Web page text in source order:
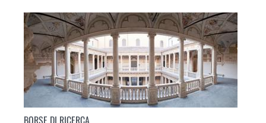
BORSE DI RICERCA